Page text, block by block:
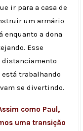
ir para a casa de
um armário
enquanto a dona
Esse
distanciamento
está trabalhando
se divertindo.
como Paul,
uma transição